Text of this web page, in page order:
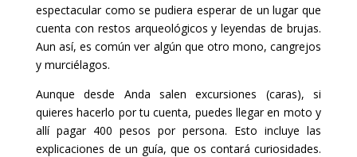
espectacular como se pudiera esperar de un lugar que
cuenta con restos arqueológicos y leyendas de brujas.
Aun así, es común ver algún que otro mono, cangrejos
y murciélagos.
Aunque desde Anda salen excursiones (caras), si
quieres hacerlo por tu cuenta, puedes llegar en moto y
allí pagar 400 pesos por persona. Esto incluye las
explicaciones de un guía, que os contará curiosidades.